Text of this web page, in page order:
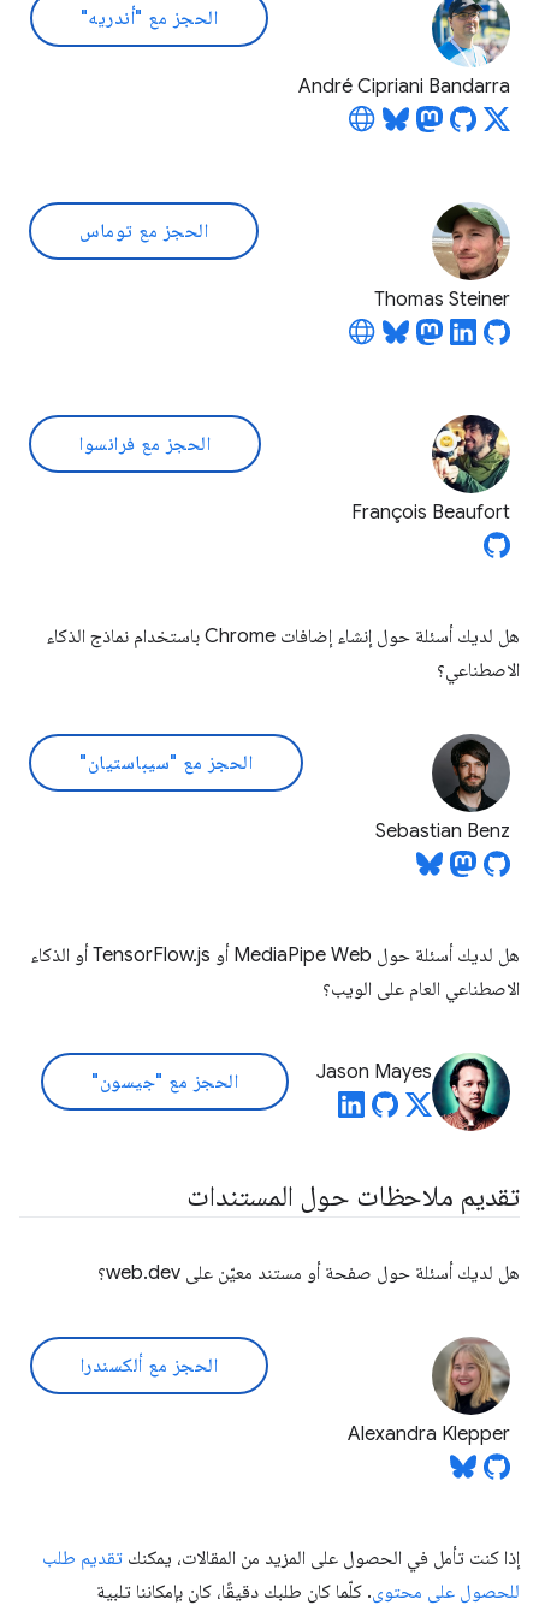
André Cipriani Bandarra
الحجز مع "أندريه"
Thomas Steiner
الحجز مع توماس
François Beaufort
الحجز مع فرانسوا
هل لديك أسئلة حول إنشاء إضافات Chrome باستخدام نماذج الذكاء
الاصطناعي؟
Sebastian Benz
الحجز مع "سيباستيان"
هل لديك أسئلة حول MediaPipe Web أو TensorFlow.js أو الذكاء
الاصطناعي العام على الويب؟
Jason Mayes الحجز مع "جيسون"
تقديم ملاحظات حول المستندات
هل لديك أسئلة حول صفحة أو مستند معيّن على web.dev؟
Alexandra Klepper
الحجز مع ألكسندرا
إذا كنت تأمل في الحصول على المزيد من المقالات، يمكنك تقديم طلب
للحصول على محتوى. كلّما كان طلبك دقيقًا، كان بإمكاننا تلبية